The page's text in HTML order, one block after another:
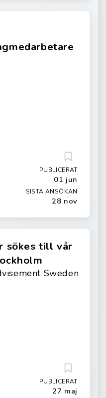
PUBLICERAT
01 jun
SISTA ANSÖKAN
28 nov
sökes till vår
Sweden
PUBLICERAT
27 maj